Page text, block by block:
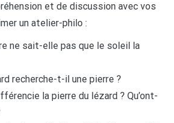
et de discussion avec vos
un atelier-philo :
ne sait-elle pas que le soleil la
recherche-t-il une pierre ?
la pierre du lézard ? Qu’ont-